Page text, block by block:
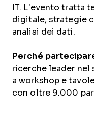
IT. L’evento tratta
digitale, strategie
analisi dei dati.
Perché
ricerche leader nel
a workshop e
con oltre 9.000